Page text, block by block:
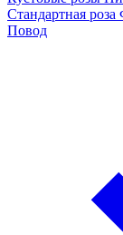
Стандартная роза
Повод